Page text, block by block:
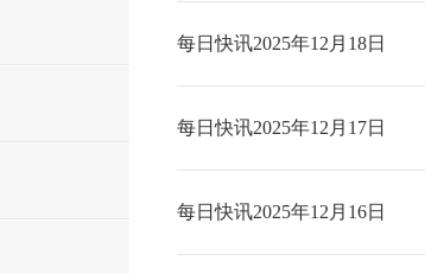
每日快讯2025年12月18日
每日快讯2025年12月17日
每日快讯2025年12月16日